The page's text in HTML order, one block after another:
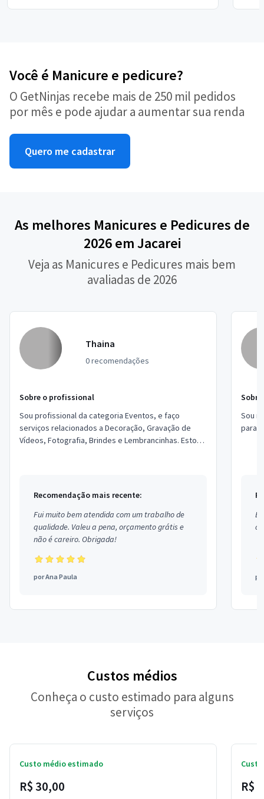
Você é Manicure e pedicure?
O GetNinjas recebe mais de 250 mil pedidos
por mês e pode ajudar a aumentar sua renda
Quero me cadastrar
As melhores Manicures e Pedicures de
2026 em Jacarei
Veja as Manicures e Pedicures mais bem
avaliadas de 2026
Thaina
0 recomendações
Sobre o profissional
Sou profissional da categoria Eventos, e faço
serviços relacionados a Decoração, Gravação de
Vídeos, Fotografia, Brindes e Lembrancinhas. Estou
Recomendação mais recente:
Fui muito bem atendida com um trabalho de
qualidade. Valeu a pena, orçamento grátis e
não é careiro. Obrigada!
porAna Paula
Sou
para
Custos médios
Conheça o custo estimado para alguns
serviços
Custo médio estimado
R$ 30,00 R$